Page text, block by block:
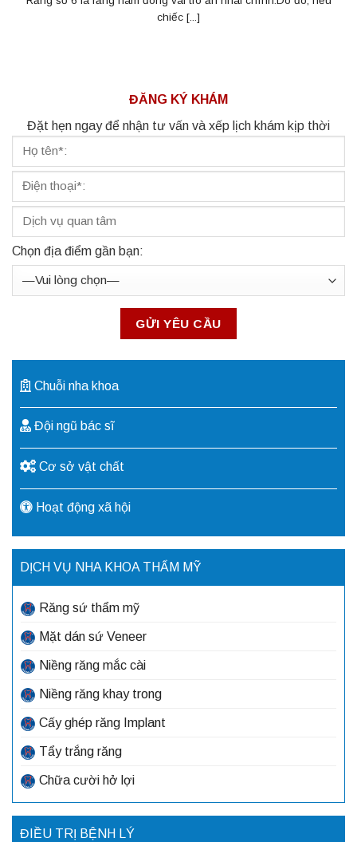
chiếc [...]
ĐĂNG KÝ KHÁM
Đặt hẹn ngay để nhận tư vấn và xếp lịch khám kịp thời
Chọn địa điểm gần bạn:
Chuỗi nha khoa
Đội ngũ bác sĩ
Cơ sở vật chất
Hoạt động xã hội
DỊCH VỤ NHA KHOA THẨM MỸ
Răng sứ thẩm mỹ
Mặt dán sứ Veneer
Niềng răng mắc cài
Niềng răng khay trong
Cấy ghép răng Implant
Tẩy trắng răng
Chữa cười hở lợi
ĐIỀU TRỊ BỆNH LÝ